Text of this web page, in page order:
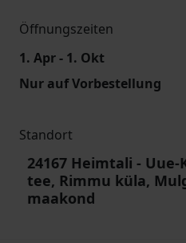
Öffnungszeiten
1. Apr - 1. Okt
Nur auf Vorbestellung
Standort
24167 Heimtali -
tee, Rimmu küla,
maakond